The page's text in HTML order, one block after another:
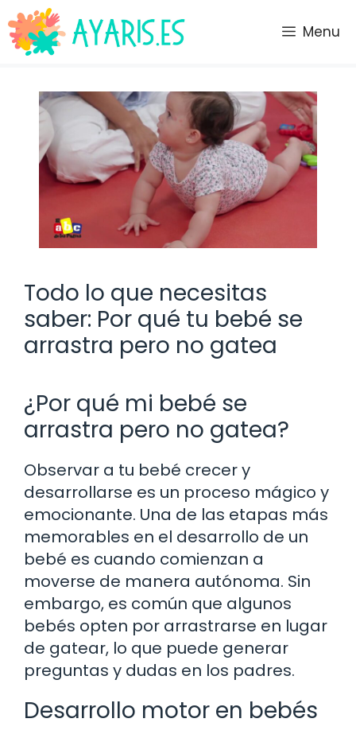
Saltar
al
contenido
Menu
Todo lo que necesitas
saber: Por qué tu bebé se
arrastra pero no gatea
¿Por qué mi bebé se
arrastra pero no gatea?
Observar a tu bebé crecer y
desarrollarse es un proceso mágico y
emocionante. Una de las etapas más
memorables en el desarrollo de un
bebé es cuando comienzan a
moverse de manera autónoma. Sin
embargo, es común que algunos
bebés opten por arrastrarse en lugar
de gatear, lo que puede generar
preguntas y dudas en los padres.
Desarrollo motor en bebés